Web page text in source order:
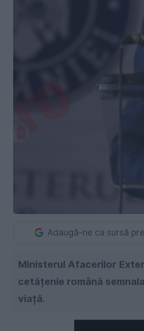
Adaugă-ne ca sursă
Ministerul Afacerilor
cetățenie română
viață.